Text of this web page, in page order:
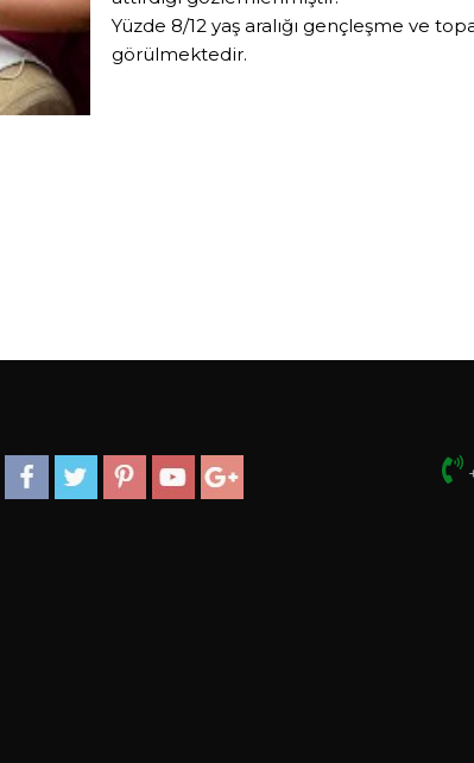
Yüzde 8/12 yaş aralığı gençleşme ve
görülmektedir.